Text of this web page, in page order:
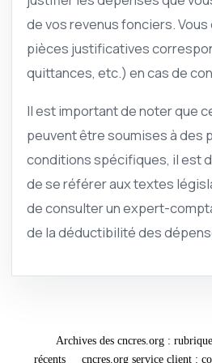
de vos revenus fonciers.
pièces justificatives
quittances, etc.) en cas de
Il est important de noter que
peuvent être soumises à des
conditions spécifiques, il est
de se référer aux textes
de consulter un expert-
de la déductibilité des
Archives des cncres.org :
récents
cncres.org service client :